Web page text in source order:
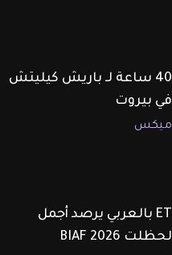
40 ساعة لـ باريش كيليتش
في بيروت
ميكس
ET بالعربي يرصد أجمل
لحظلت BIAF 2026